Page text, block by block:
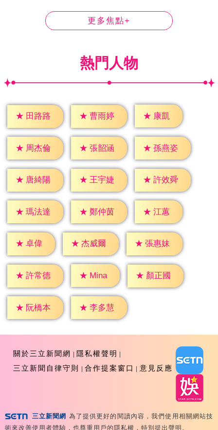
更多焦點+
熱門人物
★ 田路路 ★ 曹雨婷 ★ 康凱
★ 周杰倫 ★ 張韶涵 ★ 孫燕姿
★ 唐綺陽 ★ 王宇婕 ★ 許效舜
★ 瑪法達 ★ 鄭仲茵 ★ 江蕙
★ 卓偉 ★ 杰威爾 ★ 張惠妹
★ 許常德 ★ Mina ★ 顏正國
★ 阮橋本 ★ 李多慧
關於三立新聞網
隱私權聲明
三立新聞自律守則
合作提案窗口 意見反應
Copyright ©2026 Sanlih E-Television All Rights
三立新聞網 為了提供更好的閱讀內容，我們使用相關網站技
術來改善使用者體驗，也尊重用戶的隱私權，特別提出聲明。